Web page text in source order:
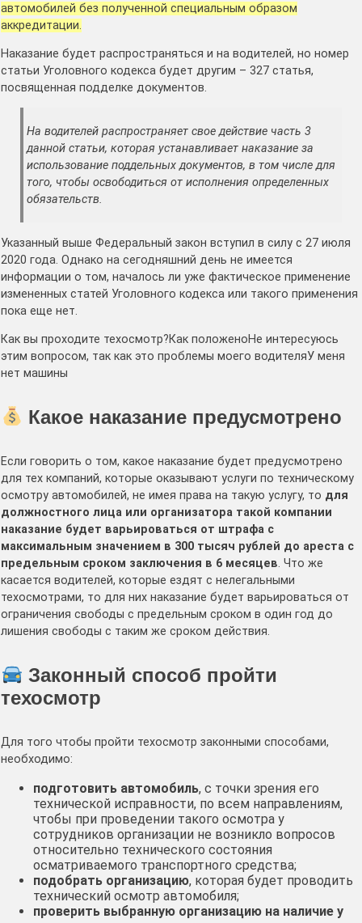
автомобилей без полученной специальным образом
аккредитации.
Наказание будет распространяться и на водителей, но номер
статьи Уголовного кодекса будет другим – 327 статья,
посвященная подделке документов.
На водителей распространяет свое действие часть 3
данной статьи, которая устанавливает наказание за
использование поддельных документов, в том числе для
того, чтобы освободиться от исполнения определенных
обязательств.
Указанный выше Федеральный закон вступил в силу с 27 июля
2020 года. Однако на сегодняшний день не имеется
информации о том, началось ли уже фактическое применение
измененных статей Уголовного кодекса или такого применения
пока еще нет.
Как вы проходите техосмотр?Как положеноНе интересуюсь
этим вопросом, так как это проблемы моего водителяУ меня
нет машины
Какое наказание предусмотрено
Если говорить о том, какое наказание будет предусмотрено
для тех компаний, которые оказывают услуги по техническому
осмотру автомобилей, не имея права на такую услугу, то для
должностного лица или организатора такой компании
наказание будет варьироваться от штрафа с
максимальным значением в 300 тысяч рублей до ареста с
предельным сроком заключения в 6 месяцев. Что же
касается водителей, которые ездят с нелегальными
техосмотрами, то для них наказание будет варьироваться от
ограничения свободы с предельным сроком в один год до
лишения свободы с таким же сроком действия.
Законный способ пройти
техосмотр
Для того чтобы пройти техосмотр законными способами,
необходимо:
подготовить автомобиль, с точки зрения его
технической исправности, по всем направлениям,
чтобы при проведении такого осмотра у
сотрудников организации не возникло вопросов
относительно технического состояния
осматриваемого транспортного средства;
подобрать организацию, которая будет проводить
технический осмотр автомобиля;
проверить выбранную организацию на наличие у